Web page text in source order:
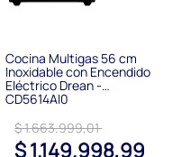
Cocina Multigas 56 cm
Inoxidable con Encendido
Eléctrico Drean -
CD5614AI0
$ 1.663.999,01
$ 1.149.998,99